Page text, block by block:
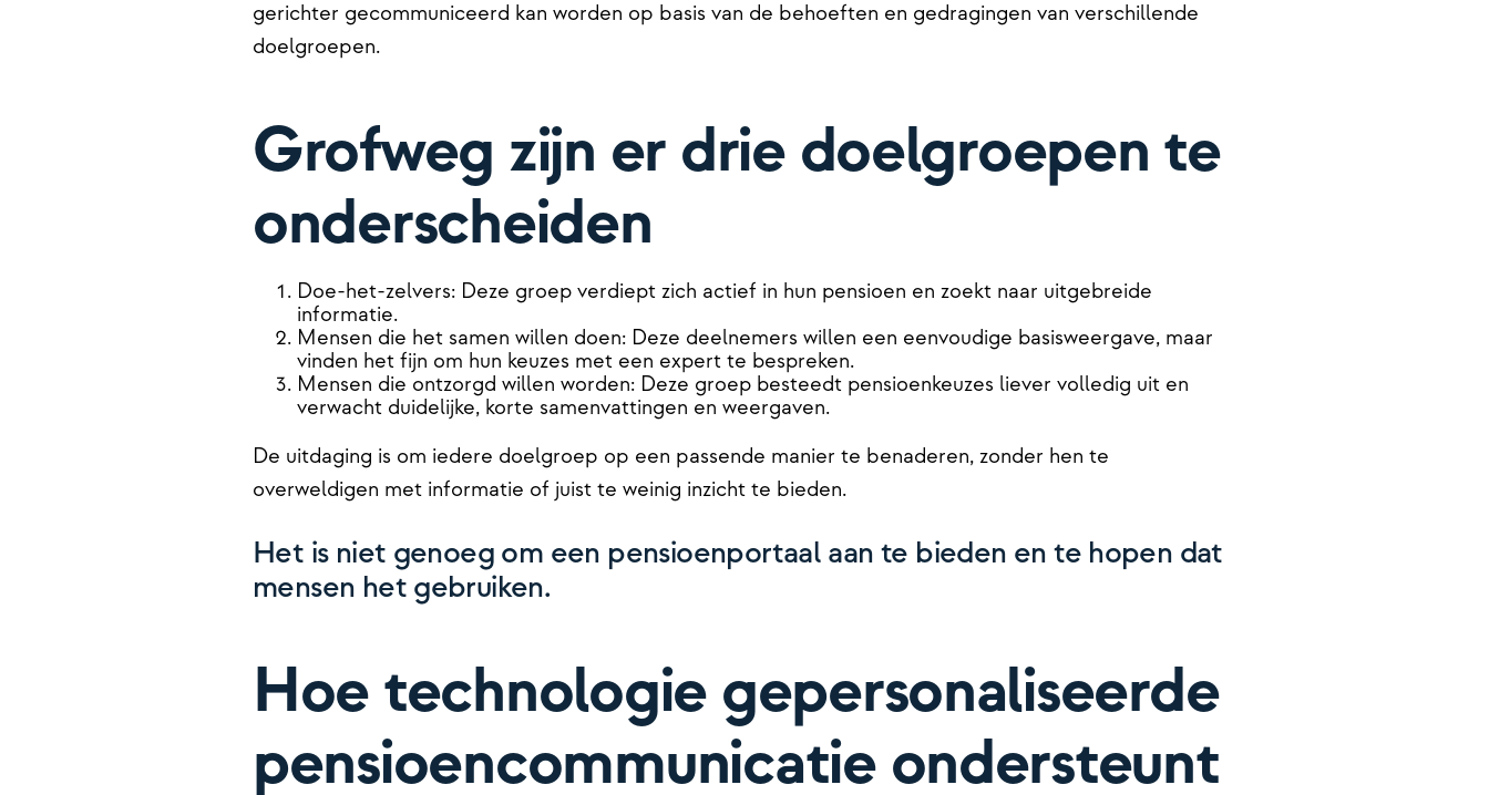
gerichter gecommuniceerd kan worden op basis van de behoeften en gedragingen van verschillende
doelgroepen.
Grofweg zijn er drie doelgroepen te
onderscheiden
Doe-het-zelvers: Deze groep verdiept zich actief in hun pensioen en zoekt naar uitgebreide
informatie.
Mensen die het samen willen doen: Deze deelnemers willen een eenvoudige basisweergave, maar
vinden het fijn om hun keuzes met een expert te bespreken.
Mensen die ontzorgd willen worden: Deze groep besteedt pensioenkeuzes liever volledig uit en
verwacht duidelijke, korte samenvattingen en weergaven.
De uitdaging is om iedere doelgroep op een passende manier te benaderen, zonder hen te
overweldigen met informatie of juist te weinig inzicht te bieden.
Het is niet genoeg om een pensioenportaal aan te bieden en te hopen dat
mensen het gebruiken.
Hoe technologie gepersonaliseerde
pensioencommunicatie ondersteunt